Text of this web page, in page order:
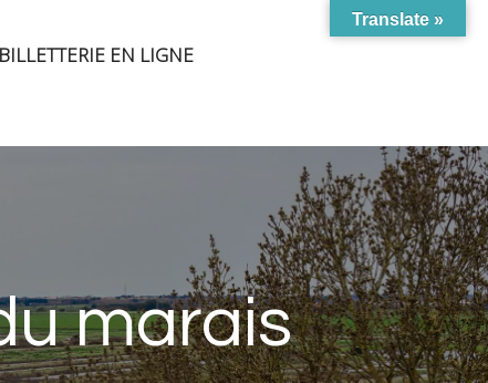
BILLETTERIE EN LIGNE
marais
Translate »